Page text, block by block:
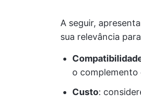
A seguir,
sua relevância
o complemento
Custo: